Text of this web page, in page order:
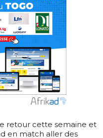
retour cette semaine et
en match aller des